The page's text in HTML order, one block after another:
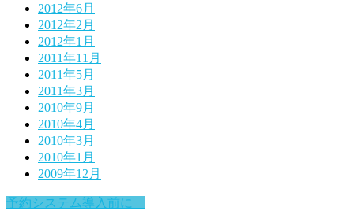
2012年6月
2012年2月
2012年1月
2011年11月
2011年5月
2011年3月
2010年9月
2010年4月
2010年3月
2010年1月
2009年12月
予約システム導入前に